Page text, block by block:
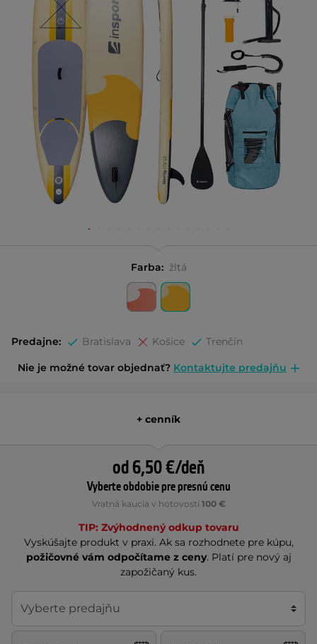
Farba: žltá
Predajne: Bratislava Košice Trenčín
Nie je možné tovar objednať? Kontaktujte predajňu
+ cenník
od 6,50 €/deň
Vyberte obdobie pre presnú cenu
Vratná kaucia v hotovosti 100 €
TIP: Zvýhodnený odkup tovaru
Vyskúšajte produkt v praxi. Ak sa rozhodnete pre kúpu,
požičovné vám odpočítame z ceny. Platí pre nový aj
zapožičaný kus.